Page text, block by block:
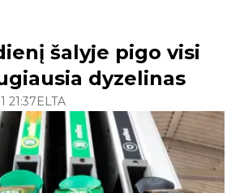
šalyje pigo visi
dyzelinas
21:37ELTA